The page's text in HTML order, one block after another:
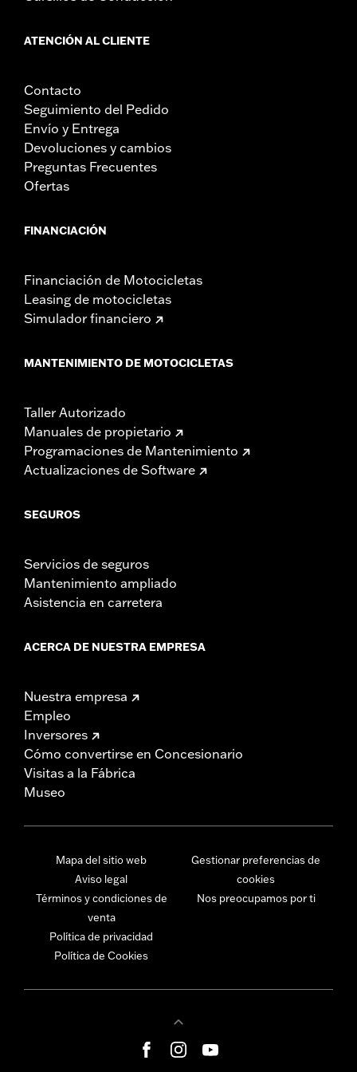
ATENCIÓN AL CLIENTE
Contacto
Seguimiento del Pedido
Envío y Entrega
Devoluciones y cambios
Preguntas Frecuentes
Ofertas
FINANCIACIÓN
Financiación de Motocicletas
Leasing de motocicletas
Simulador financiero
MANTENIMIENTO DE MOTOCICLETAS
Taller Autorizado
Manuales de propietario
Programaciones de Mantenimiento
Actualizaciones de Software
SEGUROS
Servicios de seguros
Mantenimiento ampliado
Asistencia en carretera
ACERCA DE NUESTRA EMPRESA
Nuestra empresa
Empleo
Inversores
Cómo convertirse en Concesionario
Visitas a la Fábrica
Museo
Mapa del sitio web
Aviso legal
Términos y condiciones de
venta
Política de privacidad
Política de Cookies
Gestionar preferencias de
cookies
Nos preocupamos por ti